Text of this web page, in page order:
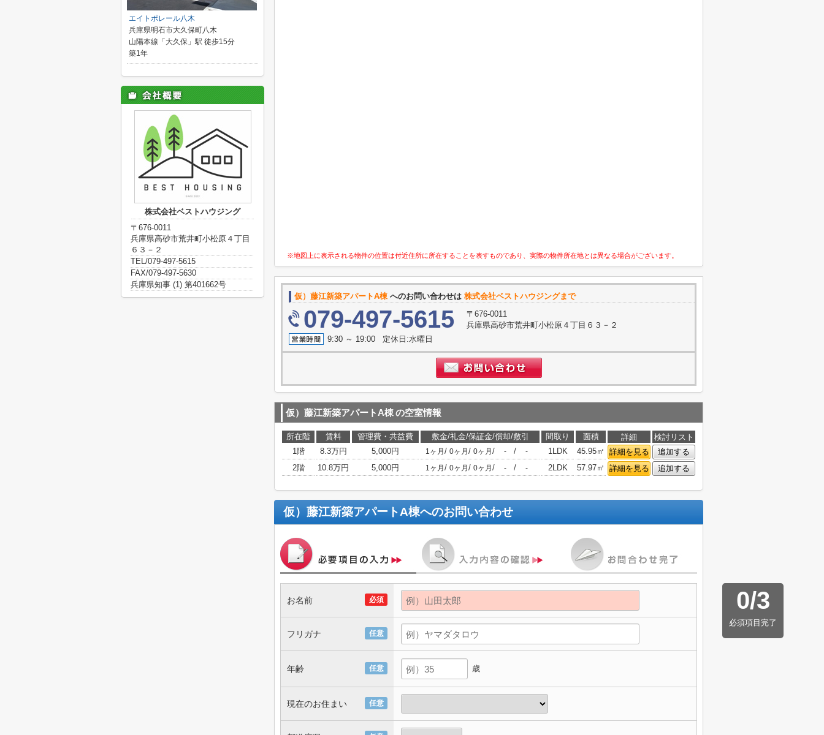
※地図上に表示される物件の位置は付近住所に所在することを表すものであり、実際の物件所在地とは異なる場合がございます。
仮）藤江新築アパートA棟 へのお問い合わせは 株式会社ベストハウジングまで
079-497-5615
〒676-0011
兵庫県高砂市荒井町小松原４丁目６３－２
9:30 ～ 19:00 定休日:水曜日
仮）藤江新築アパートA棟の空室情報
所在階 賃料 管理費・共益費 敷金/礼金/保証金/償却/敷引 間取り 面積 詳細
検討リスト
1階
8.3万円 5,000円 1ヶ月 / 0ヶ月 / 0ヶ月 / - / - 1LDK 45.95㎡ 詳細を見る
追加する
2階
10.8万円 5,000円 1ヶ月 / 0ヶ月 / 0ヶ月 / - / - 2LDK 57.97㎡ 詳細を見る 追加する
仮）藤江新築アパートA棟へのお問い合わせ
0/3
必須項目完了
必須
お名前
任意
フリガナ
任意
年齢 歳
任意
現在のお住まい
エイトポレール八木
兵庫県明石市大久保町八木
山陽本線「大久保」駅 徒歩15分
築1年
株式会社ベストハウジング
〒676-0011
兵庫県高砂市荒井町小松原４丁目
６３－２
TEL/079-497-5615
FAX/079-497-5630
兵庫県知事 (1) 第401662号